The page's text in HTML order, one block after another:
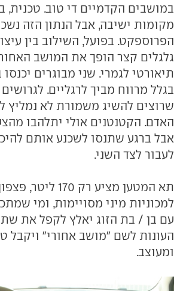
מקומות ישיבה, אבל הנתון הזה
הפרוספקט. בפועל, השילוב בין
גלגלים קצר הופך את המושב
תיאורטי לגמרי. שני מבוגרים
בגלל מרווח מביך לרגליים.
שרוצים להשיג משמורת לא נמליץ
האדם. הקטנטנים אולי יתלהבו
אבל ברגע שתנסו לשכנע אותם
לעבור לצד השני.
תא המטען מציע רק
למכוניות מיני מסויימות, ומי
עם בן / בת הזוג יאלץ לקפל את
העונות לשם "מושב אחורי" ויקבל
ומעוצב.